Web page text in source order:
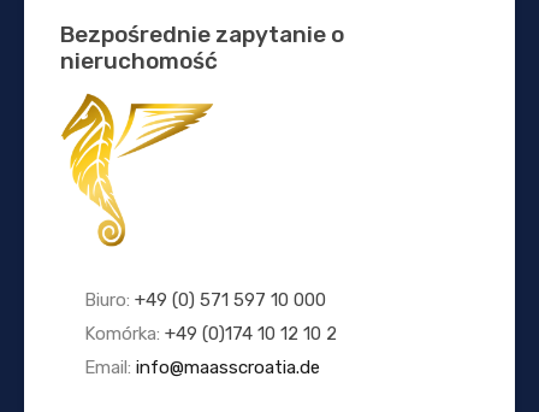
Bezpośrednie zapytanie o
nieruchomość
Biuro: +49 (0) 571 597 10 000
Komórka: +49 (0)174 10 12 10 2
Email: info@maasscroatia.de